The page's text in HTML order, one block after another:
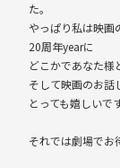
た。
やっぱり私は映画
20周年yearに
どこかであなた様
そして映画のお話
とっても嬉しいで
それでは劇場でお